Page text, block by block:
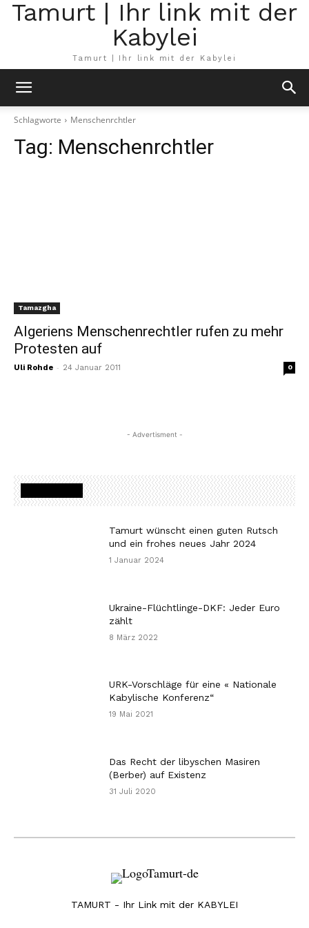
Tamurt | Ihr link mit der
Kabylei
Tamurt | Ihr link mit der Kabylei
Schlagworte Menschenrchtler
Tag: Menschenrchtler
Tamazgha
Algeriens Menschenrechtler rufen zu mehr
Protesten auf
Uli Rohde - 24 Januar 2011 0
- Advertisment -
Tamurt wünscht einen guten Rutsch
und ein frohes neues Jahr 2024
1 Januar 2024
Ukraine-Flüchtlinge-DKF: Jeder Euro
zählt
8 März 2022
URK-Vorschläge für eine « Nationale
Kabylische Konferenz“
19 Mai 2021
Das Recht der libyschen Masiren
(Berber) auf Existenz
31 Juli 2020
TAMURT - Ihr Link mit der KABYLEI